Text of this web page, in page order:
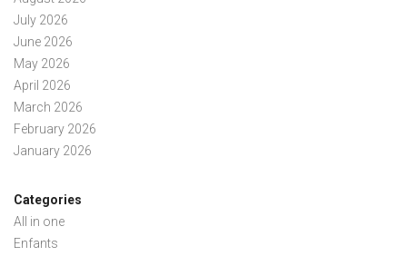
July 2026
June 2026
May 2026
April 2026
March 2026
February 2026
January 2026
Categories
All in one
Enfants